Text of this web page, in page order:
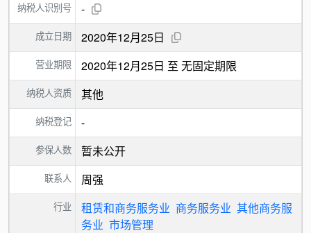
纳税人识别号 -
成立日期 2020年12月25日
营业期限 2020年12月25日 至 无固定期限
纳税人资质 其他
纳税登记 -
参保人数 暂未公开
联系人 周强
行业 租赁和商务服务业 商务服务业 其他商务服
务业 市场管理